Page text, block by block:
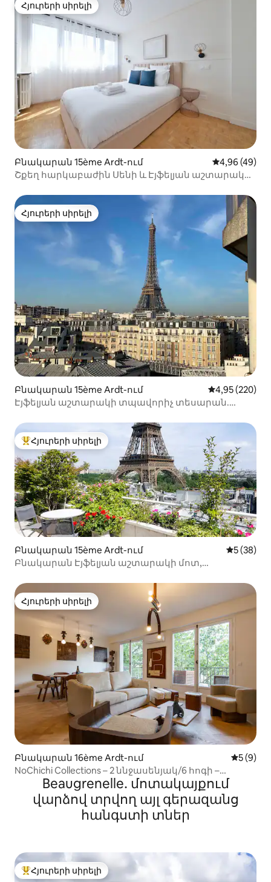
Հյուրերի սիրելի
Հյուրերի սիրելի
Բնակարան 15ème Ardt-ում Միջին
4,96 (49)
Շքեղ հարկաբաժին Սենի և Էյֆելյան աշտարակի
Հյուրերի սիրելի
Հյուրերի սիրելի
Բնակարան 15ème Ardt-ում Միջին
4,95 (220)
Էյֆելյան աշտարակի տպավորիչ տեսարան.
Հյուրերի սիրելի լավագույն տները
Հյուրերի սիրելի
Բնակարան 15ème Ardt-ում Միջին
5 (38)
Բնակարան Էյֆելյան աշտարակի մոտ,
Հյուրերի սիրելի
Հյուրերի սիրելի
Բնակարան 16ème Ardt-ում Միջին
5 (9)
NoChichi Collections – 2 ննջասենյակ/6 հոգի –
Էյֆելյան աշտարակ
Beaugrenelle․ մոտակայքում
վարձով տրվող այլ գերազանց
հանգստի տներ
Հյուրերի սիրելի լավագույն տները
Հյուրերի սիրելի